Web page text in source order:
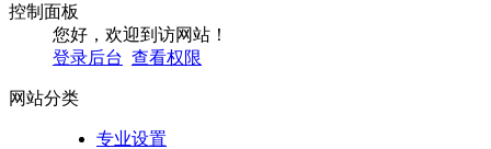
控制面板
您好，欢迎到访网站！
登录后台 查看权限
网站分类
专业设置